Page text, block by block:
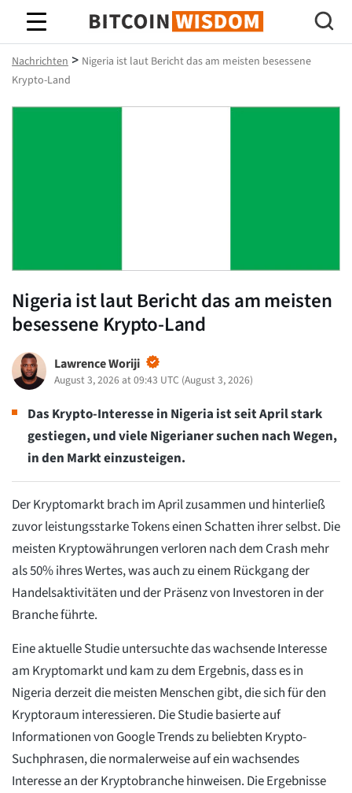
Bitcoin-Weisheit
Nachrichten > Nigeria ist laut Bericht das am meisten besessene
Krypto-Land
Nigeria ist laut Bericht das am meisten
besessene Krypto-Land
Lawrence Woriji
August 3, 2026 at 09:43 UTC (August 3, 2026)
Das Krypto-Interesse in Nigeria ist seit April stark
gestiegen, und viele Nigerianer suchen nach Wegen,
in den Markt einzusteigen.
Der Kryptomarkt brach im April zusammen und hinterließ
zuvor leistungsstarke Tokens einen Schatten ihrer selbst. Die
meisten Kryptowährungen verloren nach dem Crash mehr
als 50% ihres Wertes, was auch zu einem Rückgang der
Handelsaktivitäten und der Präsenz von Investoren in der
Branche führte.
Eine aktuelle Studie untersuchte das wachsende Interesse
am Kryptomarkt und kam zu dem Ergebnis, dass es in
Nigeria derzeit die meisten Menschen gibt, die sich für den
Kryptoraum interessieren. Die Studie basierte auf
Informationen von Google Trends zu beliebten Krypto-
Suchphrasen, die normalerweise auf ein wachsendes
Interesse an der Kryptobranche hinweisen. Die Ergebnisse